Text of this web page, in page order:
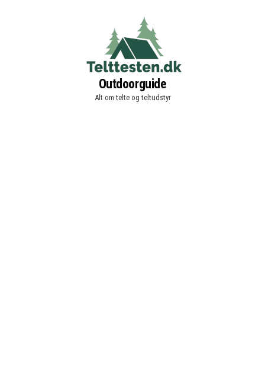
Outdoorguide
Alt om telte og teltudstyr